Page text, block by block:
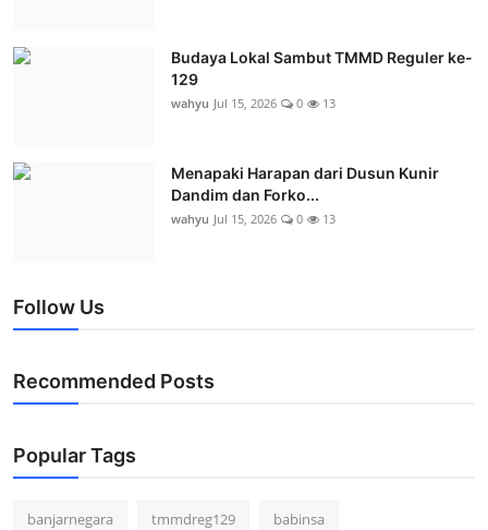
Budaya Lokal Sambut TMMD Reguler ke-
129
wahyu Jul 15, 2026 0 13
Menapaki Harapan dari Dusun Kunir
Dandim dan Forko...
wahyu Jul 15, 2026 0 13
Follow Us
Recommended Posts
Popular Tags
banjarnegara tmmdreg129 babinsa